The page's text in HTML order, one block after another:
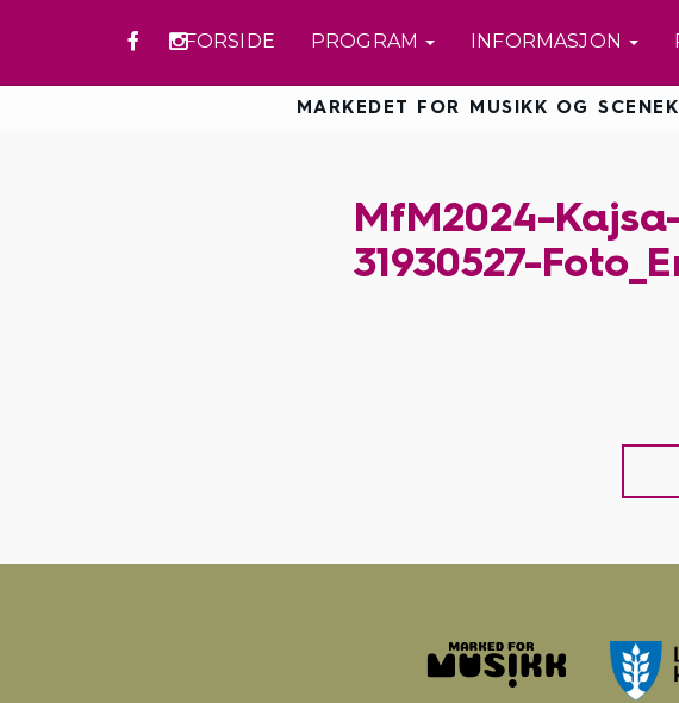
FORSIDE PROGRAM INFORMASJON
MARKEDET FOR MUSIKK OG
MfM2024-
31930527-